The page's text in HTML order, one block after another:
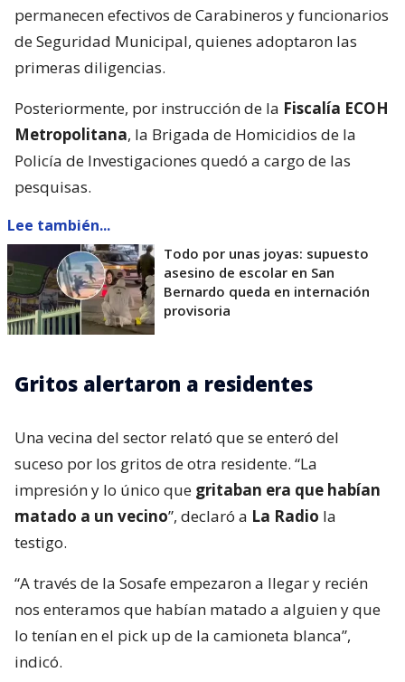
permanecen efectivos de Carabineros y funcionarios
de Seguridad Municipal, quienes adoptaron las
primeras diligencias.
Posteriormente, por instrucción de la Fiscalía ECOH
Metropolitana, la Brigada de Homicidios de la
Policía de Investigaciones quedó a cargo de las
pesquisas.
Lee también...
Todo por unas joyas: supuesto
asesino de escolar en San
Bernardo queda en internación
provisoria
Gritos alertaron a residentes
Una vecina del sector relató que se enteró del
suceso por los gritos de otra residente. “La
impresión y lo único que gritaban era que habían
matado a un vecino”, declaró a La Radio la
testigo.
“A través de la Sosafe empezaron a llegar y recién
nos enteramos que habían matado a alguien y que
lo tenían en el pick up de la camioneta blanca”,
indicó.